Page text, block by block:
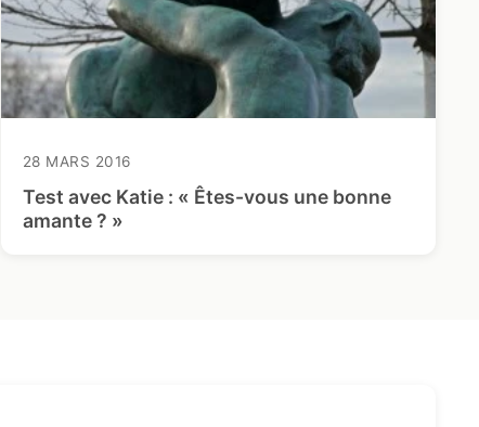
28 MARS 2016
Test avec Katie : « Êtes-vous une bonne
amante ? »